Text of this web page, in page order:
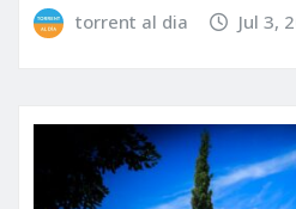
torrent al dia Jul 3,